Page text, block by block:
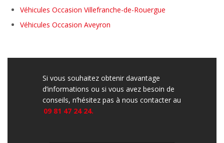
Véhicules Occasion Villefranche-de-Rouergue
Véhicules Occasion Aveyron
Si vous souhaitez obtenir davantage
d’informations ou si vous avez besoin de
conseils, n’hésitez pas à nous contacter au
09 81 47 24 24.